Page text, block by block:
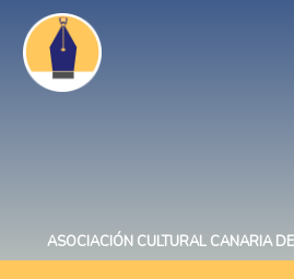
Pasar
contenido
principal
ASOCIACIÓN CULTURAL CANARIA